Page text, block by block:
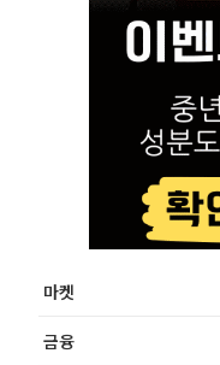
마켓
금융